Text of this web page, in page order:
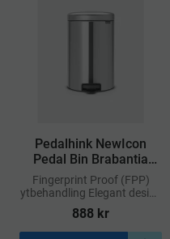
​Pedalhink NewIcon
Pedal Bin Brabantia
Matt Stål FPP 20L
Fingerprint Proof (FPP)
ytbehandling Elegant design
i matt stål Mjukstängande
lock
888 kr